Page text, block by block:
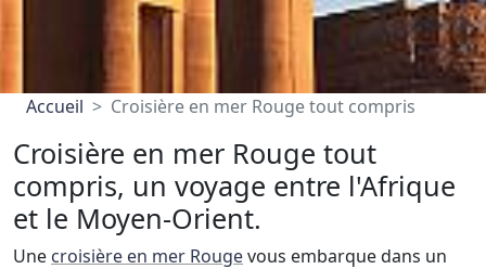
Accueil Croisière en mer Rouge tout compris
Croisière en mer Rouge tout
compris, un voyage entre l'Afrique
et le Moyen-Orient.
Une croisière en mer Rougevous embarque dans un